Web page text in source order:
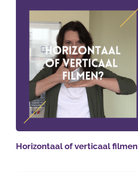
Horizontaal of verticaal filmen